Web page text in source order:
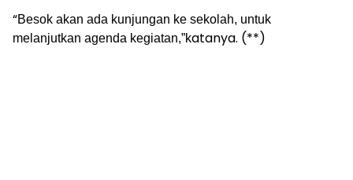
“Besok akan ada kunjungan ke sekolah, untuk
melanjutkan agenda kegiatan,”katanya. (**)